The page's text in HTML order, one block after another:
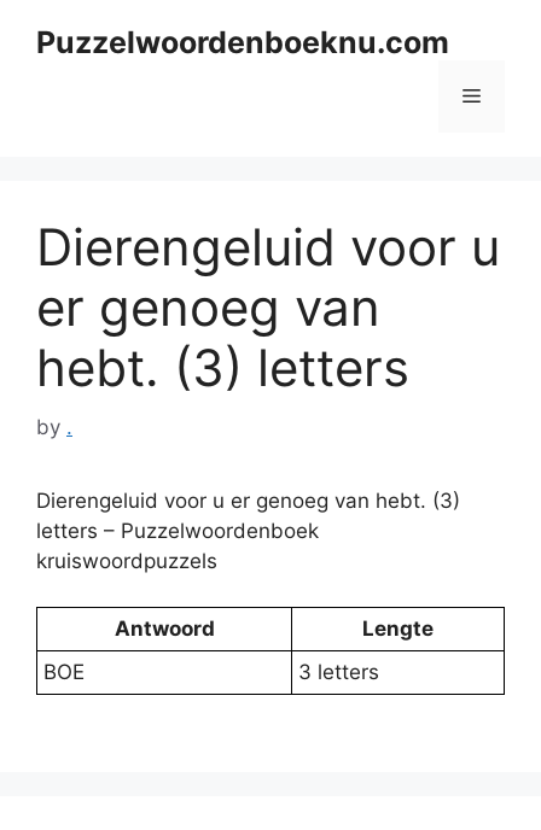
Puzzelwoordenboeknu.com
Menu
Dierengeluid voor u
er genoeg van
hebt. (3) letters
by .
Dierengeluid voor u er genoeg van hebt. (3)
letters – Puzzelwoordenboek
kruiswoordpuzzels
Antwoord
Lengte
BOE
3 letters